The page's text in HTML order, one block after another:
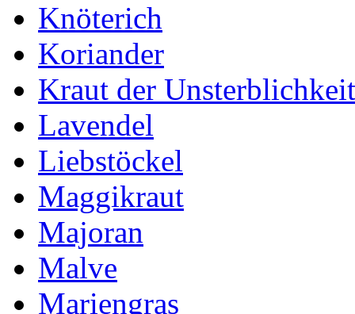
Knöterich
Koriander
Kraut der Unsterblichkeit
Lavendel
Liebstöckel
Maggikraut
Majoran
Malve
Mariengras